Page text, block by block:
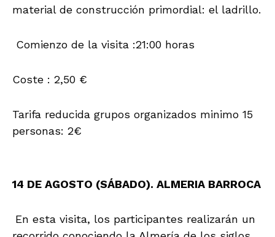
material de construcción primordial: el ladrillo.
Comienzo de la visita :21:00 horas
Coste : 2,50 €
Tarifa reducida grupos organizados minimo 15
personas: 2€
14 DE AGOSTO (SÁBADO). ALMERIA BARROCA
En esta visita, los participantes realizarán un